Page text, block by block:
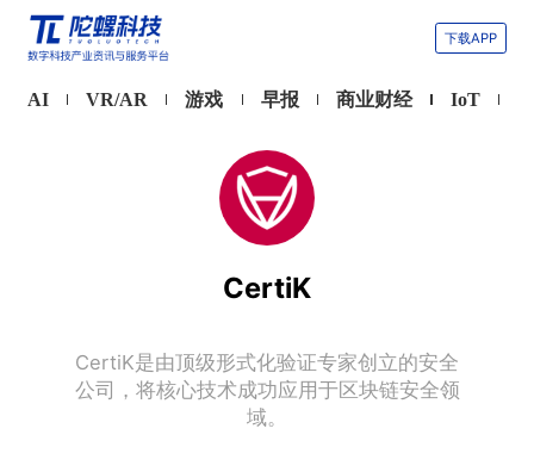
下载APP
AI VR/AR 游戏 早报 商业财经 IoT
CertiK
CertiK是由顶级形式化验证专家创立的安全
公司，将核心技术成功应用于区块链安全领
域。